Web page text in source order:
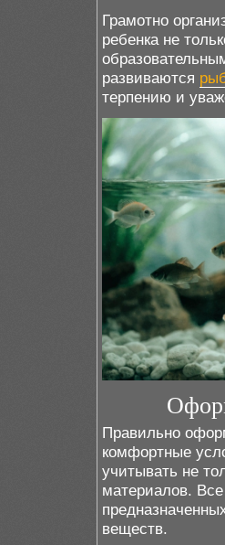
Грамотно
ребенка не
развиваются
терпению и
Правильно
комфортные
учитывать не
материалов.
веществ.